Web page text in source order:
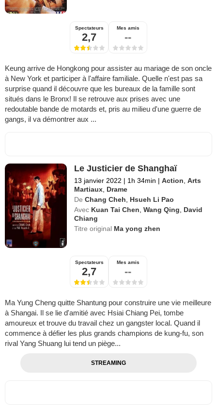
Spectateurs
2,7
Mes amis
--
Keung arrive de Hongkong pour assister au mariage de son oncle
à New York et participer à l'affaire familiale. Quelle n'est pas sa
surprise quand il découvre que les bureaux de la famille sont
situés dans le Bronx! Il se retrouve aux prises avec une
redoutable bande de motards et, pris au milieu d'une guerre de
gangs, il va démontrer aux ...
Le Justicier de Shanghaï
13 janvier 2022 | 1h 34min | Action ,Arts
Martiaux Drame
De Chang Cheh
Hsueh Li Pao
Avec Kuan Tai Chen ,Wang Qing
David
Chiang
Titre original Ma yong zhen
Spectateurs
2,7
Mes amis
--
Ma Yung Cheng quitte Shantung pour construire une vie meilleure
à Shangai. Il se lie d'amitié avec Hsiai Chiang Pei, tombe
amoureux et trouve du travail chez un gangster local. Quand il
commence à défier les plus grands champions de kung-fu, son
rival Yang Shuang lui tend un piège...
STREAMING